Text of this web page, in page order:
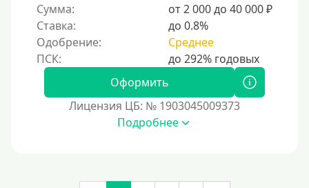
На электронный кошелек
На Юмани (ЮMoney)
На Яндекс Деньги
Без привязки карты
Пополнение Киви-кошелька
Пополнение Киви-кошелька без СНИЛС
Открыть кошелек Киви можно с 18 лет.
Сумма:
от 2 000 до 40 000 ₽
Ставка:
до 0.8%
Одобрение:
Среднее
Оформить
Лицензия ЦБ: № 1903045009373
Подробнее